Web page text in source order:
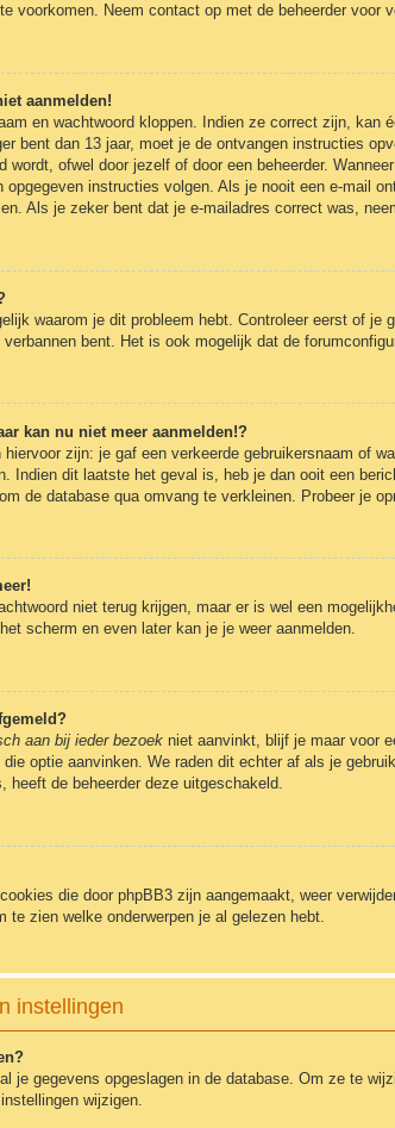
voorkomen. Neem contact op met de beheerder voor
aanmelden!
en wachtwoord kloppen. Indien ze correct zijn,
bent dan 13 jaar, moet je de ontvangen instructies
wordt, ofwel door jezelf of door een beheerder.
opgegeven instructies volgen. Als je nooit een e-mail
Als je zeker bent dat je e-mailadres correct was,
waarom je dit probleem hebt. Controleer eerst of
bent. Het is ook mogelijk dat de
kan nu niet meer aanmelden!?
zijn: je gaf een verkeerde gebruikersnaam of
Indien dit laatste het geval is, heb je dan ooit een
de database qua omvang te verkleinen. Probeer je
niet terug krijgen, maar er is wel een
scherm en even later kan je je weer aanmelden.
aan bij ieder bezoek niet aanvinkt, blijf je maar voor
optie aanvinken. We raden dit echter af als je
heeft de beheerder deze uitgeschakeld.
die door phpBB3 zijn aangemaakt, weer
te zien welke onderwerpen je al gelezen hebt.
instellingen
je gegevens opgeslagen in de database. Om ze te
wijzigen.